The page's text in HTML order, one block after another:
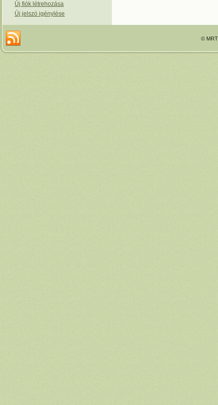
Új fiók létrehozása
Új jelszó igénylése
©